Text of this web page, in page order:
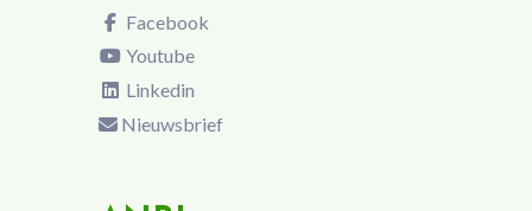
Facebook
Youtube
Linkedin
Nieuwsbrief